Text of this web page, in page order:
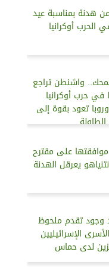
هدنة بمناسبة عيد
الحرب أوكرانيا
واشنطن تراجع
حرب أوكرانيا
تعود بقوة إلى
الطاولة
على مقترح
يعرقل الهدنة
وجود تقدم ملحوظ
الإسرائيليين
لدى حماس